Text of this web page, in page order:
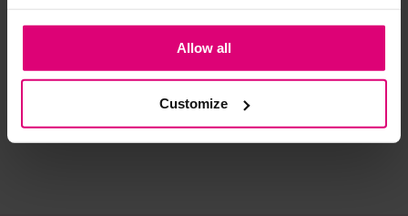
Allow all
Customize
T-shirt frontprint